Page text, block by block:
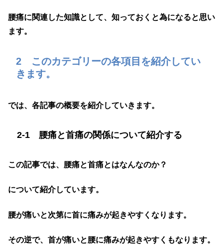
腰痛に関連した知識として、知っておくと為になると思い
ます。
2 このカテゴリーの各項目を紹介してい
きます。
では、各記事の概要を紹介していきます。
2-1 腰痛と首痛の関係について紹介する
この記事では、腰痛と首痛とはなんなのか？
について紹介しています。
腰が痛いと次第に首に痛みが起きやすくなります。
その逆で、首が痛いと腰に痛みが起きやすくもなります。